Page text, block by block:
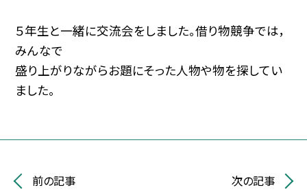
５年生と一緒に交流会をしました。借り物競争では，
みんなで
盛り上がりながらお題にそった人物や物を探してい
ました。
前の記事 次の記事